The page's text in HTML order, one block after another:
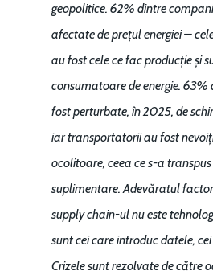
geopolitice. 62% dintre
afectate de prețul energiei –
au fost cele ce fac producție și
consumatoare de energie.
fost perturbate, în 2025, de
iar transportatorii au fost
ocolitoare, ceea ce s-a
suplimentare. Adevăratul
supply chain-ul nu este
sunt cei care introduc datele,
Crizele sunt rezolvate de către